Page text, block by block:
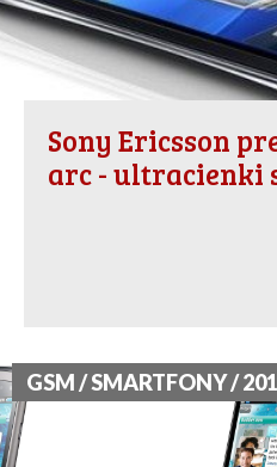
Sony Ericsson
arc - ultracienki
GSM / SMARTFONY /